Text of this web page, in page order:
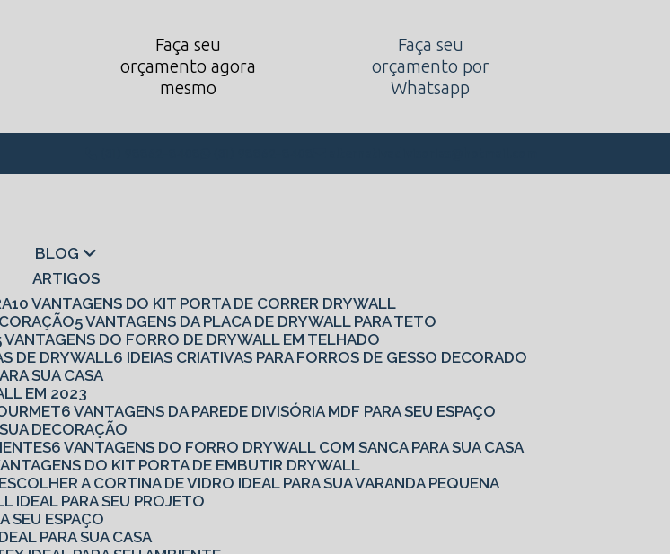
Faça seu
orçamento agora
mesmo
Faça seu
orçamento por
Whatsapp
BLOG
ARTIGOS
10 VANTAGENS DO KIT PORTA DE CORRER DRYWALL
5 VANTAGENS DA PLACA DE DRYWALL PARA TETO
5 VANTAGENS DO FORRO DE DRYWALL EM TELHADO
DE DRYWALL
6 IDEIAS CRIATIVAS PARA FORROS DE GESSO DECORADO
SUA CASA
EM 2023
6 VANTAGENS DA PAREDE DIVISÓRIA MDF PARA SEU ESPAÇO
DECORAÇÃO
6 VANTAGENS DO FORRO DRYWALL COM SANCA PARA SUA CASA
DO KIT PORTA DE EMBUTIR DRYWALL
ESCOLHER A CORTINA DE VIDRO IDEAL PARA SUA VARANDA PEQUENA
IDEAL PARA SEU PROJETO
SEU ESPAÇO
PARA SUA CASA